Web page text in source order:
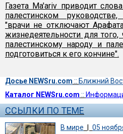
Газета Ma'ariv приводит
палестинском
"врачи не отключают
жизнедеятельности для
палестинскому народу и
подготовиться к его кончине".
Досье NEWSru.com :: Ближний
Каталог NEWSru.com ::
ССЫЛКИ ПО ТЕМЕ
В мире | 05